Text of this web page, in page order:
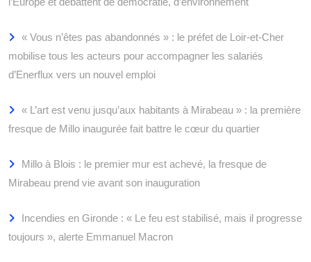
« Vous n’êtes pas abandonnés » : le préfet de Loir-et-Cher
mobilise tous les acteurs pour accompagner les salariés
d’Enerflux vers un nouvel emploi
« L’art est venu jusqu’aux habitants à Mirabeau » : la première
fresque de Millo inaugurée fait battre le cœur du quartier
Millo à Blois : le premier mur est achevé, la fresque de
Mirabeau prend vie avant son inauguration
Incendies en Gironde : « Le feu est stabilisé, mais il progresse
toujours », alerte Emmanuel Macron